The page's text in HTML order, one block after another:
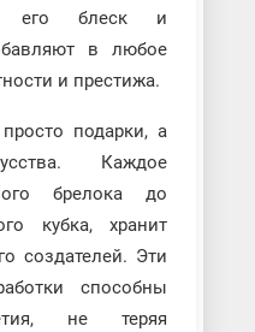
а его блеск и
в любое
и престижа.
подарки, а
Каждое
брелока до
кубка, хранит
создателей. Эти
способны
не теряя